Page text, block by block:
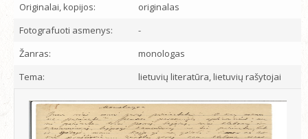
Originalai, kopijos:
originalas
Fotografuoti asmenys:
-
Žanras:
monologas
Tema:
lietuvių literatūra, lietuvių rašytojai